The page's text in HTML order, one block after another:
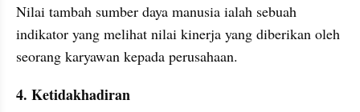
Nilai tambah sumber daya manusia ialah sebuah
indikator yang melihat nilai kinerja yang diberikan oleh
seorang karyawan kepada perusahaan.
4. Ketidakhadiran